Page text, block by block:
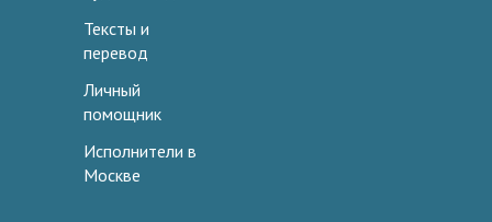
Тексты и
перевод
Личный
помощник
Исполнители в
Москве